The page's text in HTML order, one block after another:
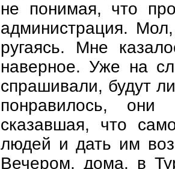
не понимая, что
администрация.
ругаясь. Мне
наверное. Уже на
спрашивали, будут
понравилось,
сказавшая, что
людей и дать им
Вечером, дома, в